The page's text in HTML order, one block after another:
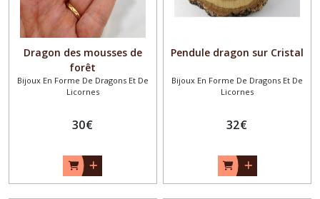
Dragon des mousses de
forêt
Bijoux En Forme De Dragons Et De
Licornes
30€
Pendule dragon sur Cristal
Bijoux En Forme De Dragons Et De
Licornes
32€